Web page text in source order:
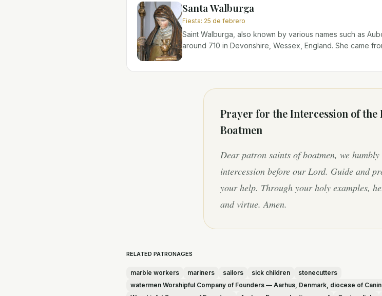
Santa Walburga
Fiesta: 25 de febrero
Saint Walburga, also known by various names such as
around 710 in Devonshire, Wessex, England. She came
Prayer for the Intercession ofthe
Boatmen
Dear patron saints of boatmen, we
intercession before our Lord. Guide and
your help. Through your holy examples,
and virtue. Amen.
RELATED PATRONAGES
marble workers mariners sailors sick children
stonecutters